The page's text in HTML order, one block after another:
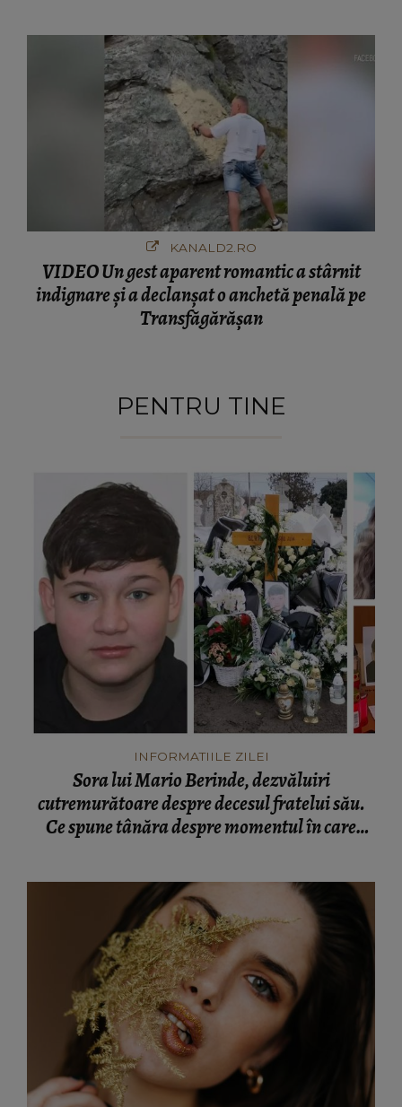
KANALD2.RO
VIDEO Un gest aparent romantic a stârnit
indignare și a declanșat o anchetă penală pe
Transfăgărășan
PENTRU TINE
INFORMATIILE ZILEI
Sora lui Mario Berinde, dezvăluiri
cutremurătoare despre decesul fratelui său.
Ce spune tânăra despre momentul în care